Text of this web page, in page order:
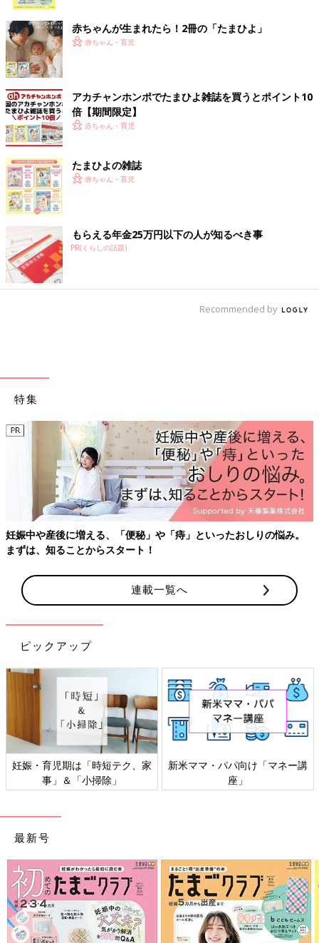
赤ちゃんが生まれたら！2冊の「たまひよ」
赤ちゃん・育児
アカチャンホンポでたまひよ雑誌を買うとポイント10
倍【期間限定】
赤ちゃん・育児
たまひよの雑誌
赤ちゃん・育児
もらえる年金25万円以下の人が知るべき事
PR(くらしの話題)
Recommended by
特集
妊娠中や産後に増える、「便秘」や「痔」といったおしりの悩み。
まずは、知ることからスタート！
連載一覧へ
ピックアップ
妊娠・育児期は「時短テク、家
事」＆「小掃除」
新米ママ・パパ向け「マネー講
座」
最新号